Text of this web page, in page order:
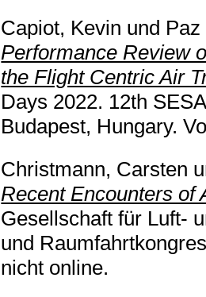
Capiot, Kevin und
Performance Review
the Flight Centric Air
Days 2022. 12th
Budapest, Hungary.
Christmann, Carsten
Recent Encounters of
Gesellschaft für Luft-
und
nicht online.